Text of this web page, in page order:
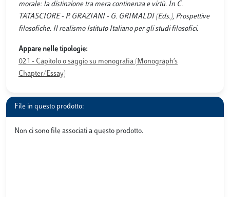
morale: la distinzione tra mera continenza e virtù. In C.
TATASCIORE - P. GRAZIANI - G. GRIMALDI (Eds.), Prospettive
filosofiche. Il realismo Istituto Italiano per gli studi filosofici.
Appare nelle tipologie:
02.1 - Capitolo o saggio su monografia (Monograph’s
Chapter/Essay)
File in questo prodotto:
Non ci sono file associati a questo prodotto.